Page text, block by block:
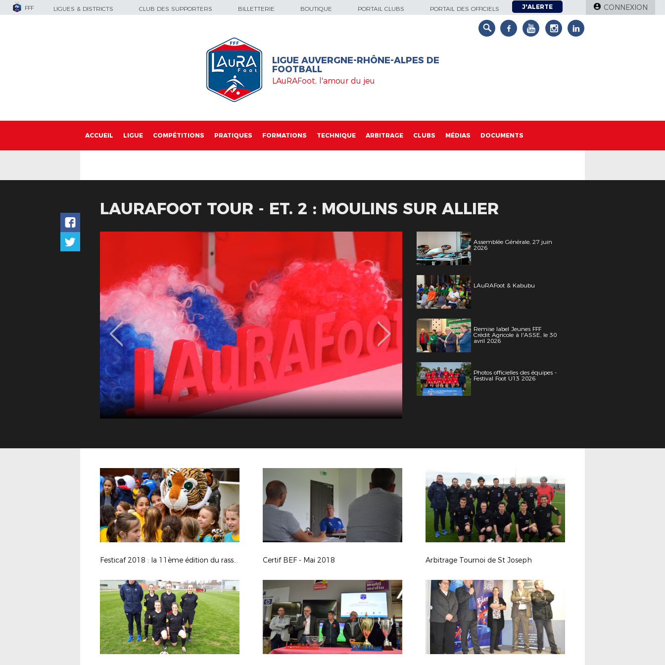
FFF LIGUES & DISTRICTS CLUB DES SUPPORTERS BILLETTERIE BOUTIQUE PORTAIL CLUBS PORTAIL DES OFFICIELS J'ALERTE CONNEXION
LIGUE AUVERGNE-RHÔNE-ALPES DE
FOOTBALL
LAuRAFoot, l'amour du jeu
ACCUEIL LIGUE COMPÉTITIONS PRATIQUES FORMATIONS TECHNIQUE ARBITRAGE CLUBS MÉDIAS DOCUMENTS
LAURAFOOT TOUR - ET. 2 : MOULINS SUR ALLIER
Assemblée Générale, 27 juin
2026
LAuRAFoot & Kabubu
Remise label Jeunes FFF
Crédit Agricole à l'ASSE, le 30
avril 2026
Photos officielles des équipes -
Festival Foot U13 2026
Festicaf 2018 : la 11ème édition du rassemblement des écoles féminines de football Certif BEF - Mai 2018 Arbitrage Tournoi de St Joseph